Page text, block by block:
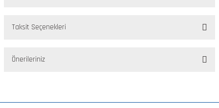
Taksit Seçenekleri
Önerileriniz